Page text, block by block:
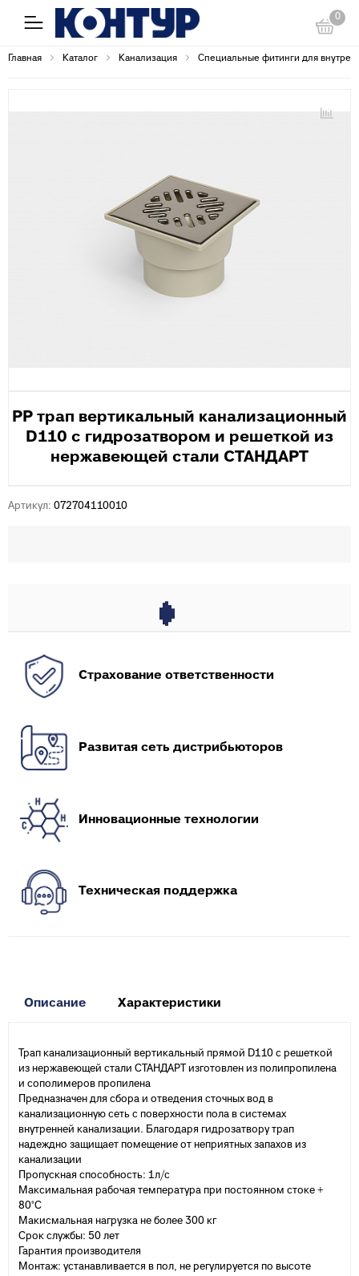
0
Главная Каталог Канализация Специальные фитинги для
PP трап вертикальный канализационный
D110 с гидрозатвором и решеткой из
нержавеющей стали СТАНДАРТ
Артикул: 072704110010
Страхование ответственности
Развитая сеть дистрибьюторов
Инновационные технологии
Техническая поддержка
Описание Характеристики
Трап канализационный вертикальный прямой D110 с решеткой
из нержавеющей стали СТАНДАРТ изготовлен из полипропилена
и сополимеров пропилена
Предназначен для сбора и отведения сточных вод в
канализационную сеть с поверхности пола в системах
внутренней канализации. Благодаря гидрозатвору трап
надеждно защищает помещение от неприятных запахов из
канализации
Пропускная способность: 1л/с
Максимальная рабочая температура при постоянном стоке +
80°С
Макисмальная нагрузка не более 300 кг
Срок службы: 50 лет
Гарантия производителя
Монтаж: устанавливается в пол, не регулируется по высоте